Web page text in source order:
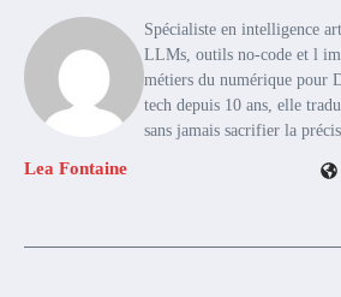
Lea Fontaine
Spécialiste en intelligence
LLMs, outils no-code et l
métiers du numérique pour
tech depuis 10 ans, elle
sans jamais sacrifier la